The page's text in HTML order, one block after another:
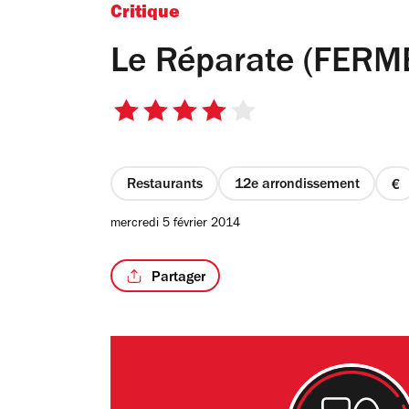
Critique
Le Réparate
4
étoiles
Restaurants 12e arrondissement
mercredi 5 février 2014
Partager